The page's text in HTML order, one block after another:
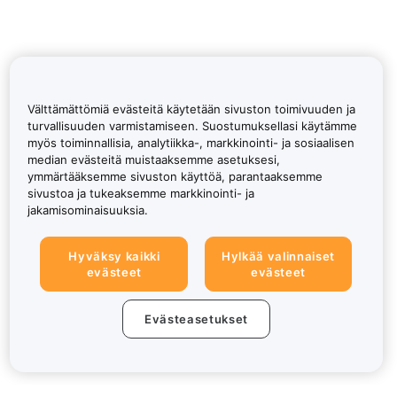
Välttämättömiä evästeitä käytetään sivuston toimivuuden ja
turvallisuuden varmistamiseen. Suostumuksellasi käytämme
myös toiminnallisia, analytiikka-, markkinointi- ja sosiaalisen
median evästeitä muistaaksemme asetuksesi,
ymmärtääksemme sivuston käyttöä, parantaaksemme
sivustoa ja tukeaksemme markkinointi- ja
jakamisominaisuuksia.
Hyväksy kaikki
evästeet
Hylkää valinnaiset
evästeet
Evästeasetukset